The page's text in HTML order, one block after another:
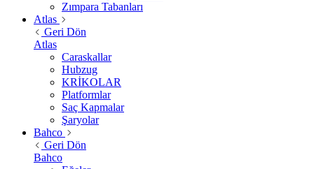
Zımpara Tabanları
Atlas
Geri Dön
Atlas
Caraskallar
Hubzug
KRİKOLAR
Platformlar
Saç Kapmalar
Şaryolar
Bahco
Geri Dön
Bahco